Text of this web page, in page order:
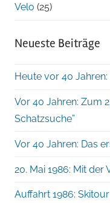
Velo (25)
Neueste Beiträge
Heute vor 40
Vor 40 Jahren: Zum
Schatzsuche”
Vor 40 Jahren: Das
20. Mai 1986: Mit
Auffahrt 1986: